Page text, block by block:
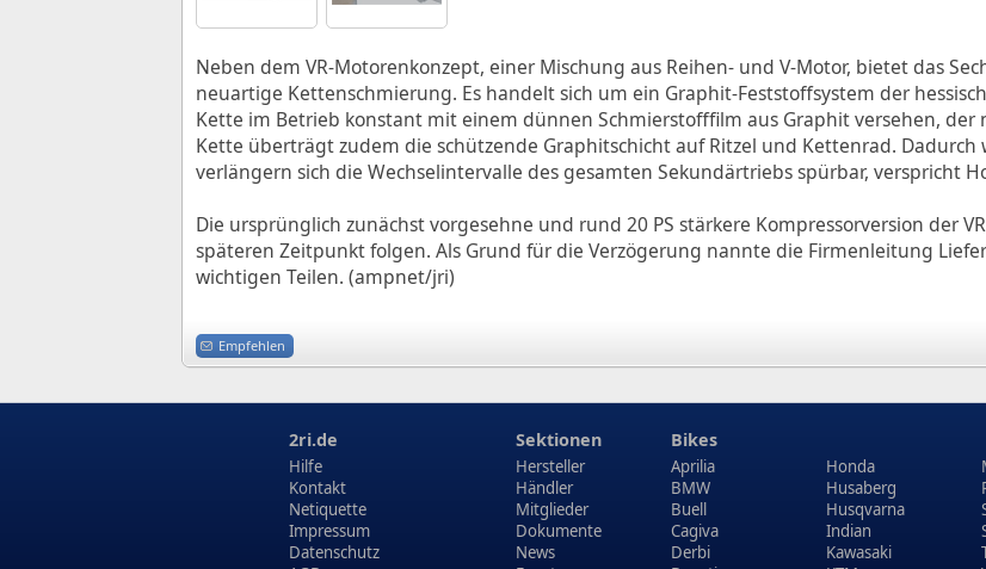
Neben dem VR-Motorenkonzept, einer Mischung aus Reihen- und V-Motor, bietet das
neuartige Kettenschmierung. Es handelt sich um ein Graphit-Feststoffsystem der
Kette im Betrieb konstant mit einem dünnen Schmierstofffilm aus Graphit versehen, der
Kette überträgt zudem die schützende Graphitschicht auf Ritzel und Kettenrad.
verlängern sich die Wechselintervalle des gesamten Sekundärtriebs spürbar, verspricht
Die ursprünglich zunächst vorgesehne und rund 20 PS stärkere Kompressorversion der
späteren Zeitpunkt folgen. Als Grund für die Verzögerung nannte die Firmenleitung
wichtigen Teilen. (ampnet/jri)
Empfehlen
2ri.de
Hilfe
Kontakt
Netiquette
Impressum
Datenschutz
Sektionen
Hersteller
Händler
Mitglieder
Dokumente
News
Bikes
Aprilia
BMW
Buell
Cagiva
Derbi
Honda
Husaberg
Husqvarna
Indian
Kawasaki